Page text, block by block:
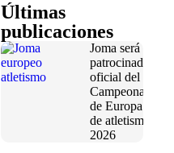
Últimas
publicaciones
Joma será
patrocinador
oficial del
Campeonato
de Europa
de atletismo
2026